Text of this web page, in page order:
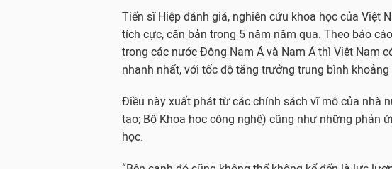
Tiến sĩ Hiệp đánh giá, nghiên cứu khoa học của Việt
tích cực, căn bản trong 5 năm năm qua. Theo báo
trong các nước Đông Nam Á và Nam Á thì Việt Nam
nhanh nhất, với tốc độ tăng trưởng trung bình
Điều này xuất phát từ các chính sách vĩ mô của nhà
tạo; Bộ Khoa học công nghệ) cũng như những phản
học.